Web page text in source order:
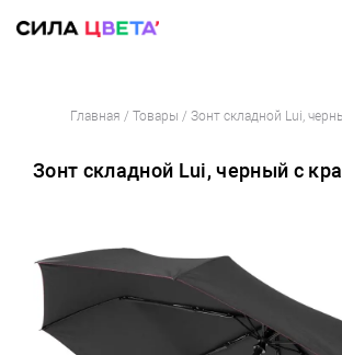
Перейти
содержимому
Главная / Товары / Зонт складной Lui,
Зонт складной Lui, черный с